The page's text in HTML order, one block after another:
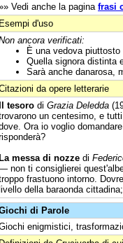
Vedi anche la pagina frasi
Esempi d'uso
ancora verificati:
È una vedova
Quella signora distinta
Sarà anche danarosa,
da opere letterarie
tesoro di Grazia Deledda
un centesimo, e
Ora io voglio
messa di nozze di
non ti consiglierei
frastuono intorno.
della baraonda
di Parole
enigmistici,